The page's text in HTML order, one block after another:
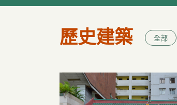
歷史建築 全部